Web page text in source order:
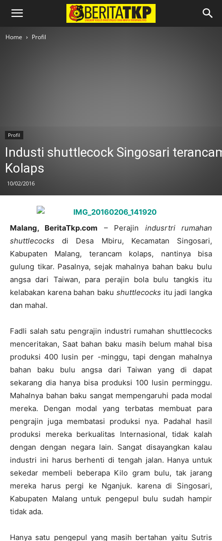
Home Profil
Profil
Industi shuttlecock Singosari
Kolaps
10/02/2016
Malang, BeritaTkp.com – Perajin indusrtri rumahan
shuttlecocks di Desa Mbiru, Kecamatan Singosari,
Kabupaten Malang, terancam kolaps, nantinya bisa
gulung tikar. Pasalnya, sejak mahalnya bahan baku bulu
angsa dari Taiwan, para perajin bola bulu tangkis itu
kelabakan karena bahan baku shuttlecocks itu jadi langka
dan mahal.
Fadli salah satu pengrajin industri rumahan shuttlecocks
menceritakan, Saat bahan baku masih belum mahal bisa
produksi 400 lusin per -minggu, tapi dengan mahalnya
bahan baku bulu angsa dari Taiwan yang di dapat
sekarang dia hanya bisa produksi 100 lusin perminggu.
Mahalnya bahan baku sangat mempengaruhi pada modal
mereka. Dengan modal yang terbatas membuat para
pengrajin juga membatasi produksi nya. Padahal hasil
produksi mereka berkualitas Internasional, tidak kalah
dengan dengan negara lain. Sangat disayangkan kalau
industri ini harus berhenti di tengah jalan. Hanya untuk
sekedar membeli beberapa Kilo gram bulu, tak jarang
mereka harus pergi ke Nganjuk. karena di Singosari,
Kabupaten Malang untuk pengepul bulu sudah hampir
tidak ada.
Hanya satu pengepul yang masih bertahan yaitu Sutris